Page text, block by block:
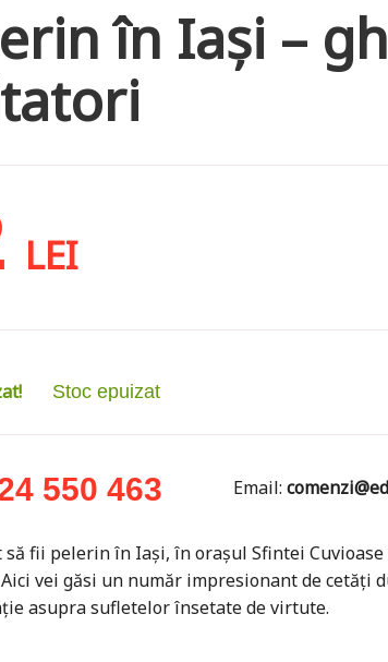
în Iaşi –
LEI
Stoc epuizat
550 463 Email:
să fii pelerin în Iași, în orașul Sfintei
vei găsi un număr impresionant de cetăți
asupra sufletelor însetate de virtute.